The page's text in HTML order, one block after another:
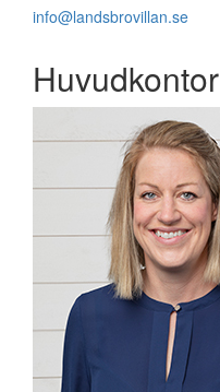
info@landsbrovillan.se
Huvudkontor